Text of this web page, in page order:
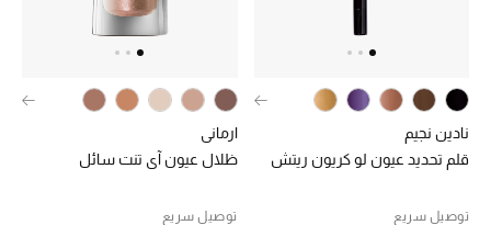
دليل ملتزمات الحقائب
تسوقوا الحقائب
نادين نجيم
قلم تحديد عيون لو كريون ريتش
توصيل سريع
ارماني
ظلال عيون آي تنت سائل
توصيل سريع